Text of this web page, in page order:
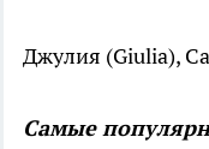
Джулия (Giulia),
Самые